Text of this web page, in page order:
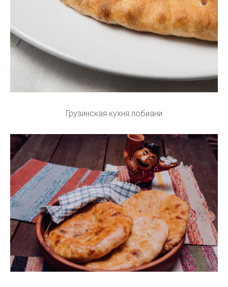
Грузинская кухня лобиани